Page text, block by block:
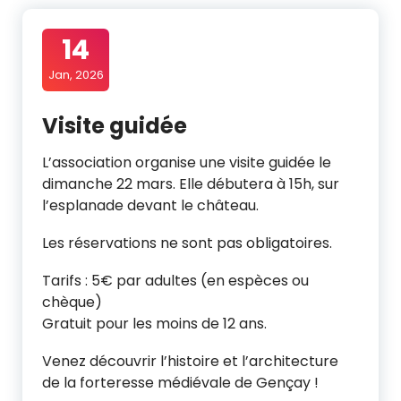
14
Jan, 2026
Visite guidée
L’association organise une visite guidée le
dimanche 22 mars. Elle débutera à 15h, sur
l’esplanade devant le château.
Les réservations ne sont pas obligatoires.
Tarifs : 5€ par adultes (en espèces ou
chèque)
Gratuit pour les moins de 12 ans.
Venez découvrir l’histoire et l’architecture
de la forteresse médiévale de Gençay !